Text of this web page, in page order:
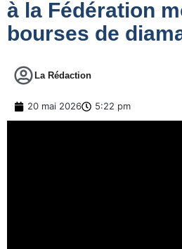
à la Fédération
bourses de
La Rédaction
20 mai 2026 5:22 pm